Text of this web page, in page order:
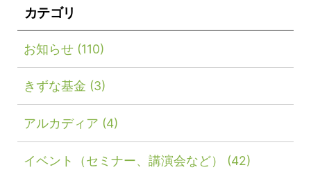
カテゴリ
お知らせ (110)
きずな基金 (3)
アルカディア (4)
イベント（セミナー、講演会など） (42)